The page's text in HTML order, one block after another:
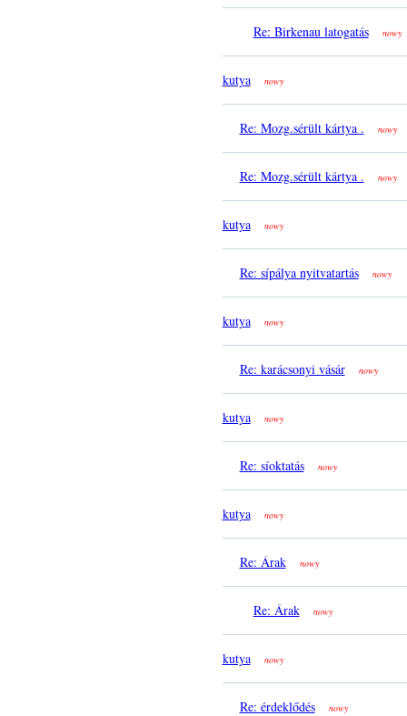
Re: Birkenau latogatás nowy
kutya nowy
Re: Mozg.sérült kártya . nowy
Re: Mozg.sérült kártya . nowy
kutya nowy
Re: sípálya nyitvatartás nowy
kutya nowy
Re: karácsonyi vásár nowy
kutya nowy
Re: síoktatás nowy
kutya nowy
Re: Árak nowy
Re: Árak nowy
kutya nowy
Re: érdeklődés nowy